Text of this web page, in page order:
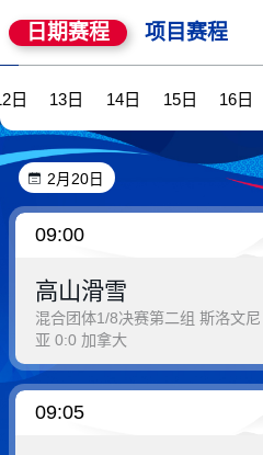
日期赛程 项目赛程
日 13日 14日 15日 16日
2月20日
09:00
高山滑雪
混合团体1/8决赛第二组 斯洛文尼
亚 0:0 加拿大
09:05